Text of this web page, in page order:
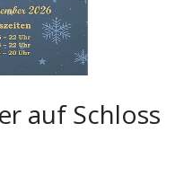
auf Schloss